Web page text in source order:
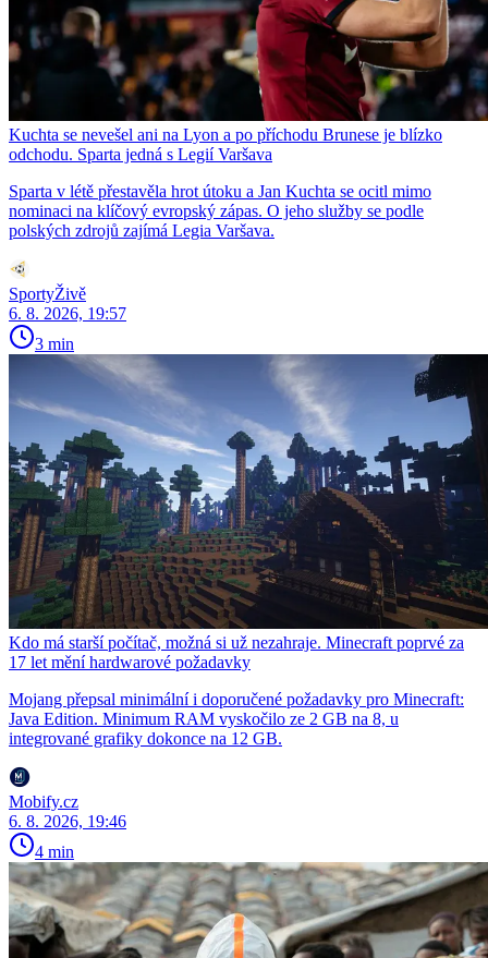
Kuchta se nevešel ani na Lyon a po příchodu Brunese je blízko
odchodu. Sparta jedná s Legií Varšava
Sparta v létě přestavěla hrot útoku a Jan Kuchta se ocitl mimo
nominaci na klíčový evropský zápas. O jeho služby se podle
polských zdrojů zajímá Legia Varšava.
SportyŽivě
6. 8. 2026, 19:57
3 min
Kdo má starší počítač, možná si už nezahraje. Minecraft poprvé za
17 let mění hardwarové požadavky
Mojang přepsal minimální i doporučené požadavky pro Minecraft:
Java Edition. Minimum RAM vyskočilo ze 2 GB na 8, u
integrované grafiky dokonce na 12 GB.
Mobify.cz
6. 8. 2026, 19:46
4 min